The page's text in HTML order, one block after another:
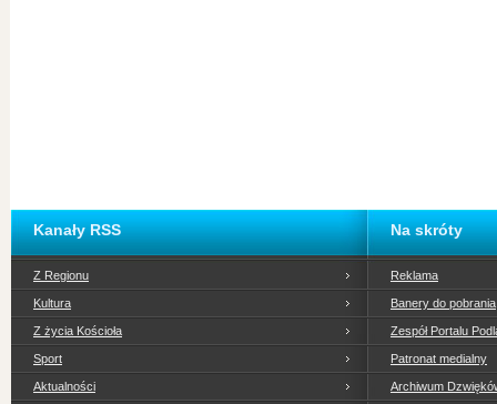
Kanały RSS
Z Regionu
Kultura
Z życia Kościoła
Sport
Aktualności
Na skróty
Reklama
Banery do pobrania
Zespół Portalu
Patronat medialny
Archiwum